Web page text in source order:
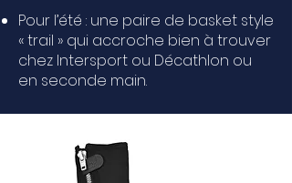
Pour l’été : une paire de basket style
« trail » qui accroche bien à trouver
chez Intersport ou Décathlon ou
en seconde main.